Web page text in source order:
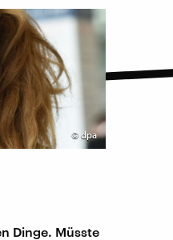
© dpa
Dinge. Müsste